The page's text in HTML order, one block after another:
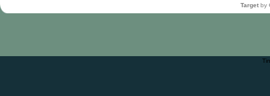
Target by